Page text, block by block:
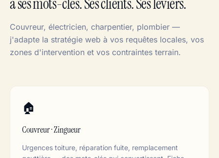
Couvreur, électricien, charpentier, plombier —
j'adapte la stratégie web à vos requêtes locales, vos
zones d'intervention et vos contraintes terrain.
🏠
Couvreur · Zingueur
Urgences toiture, réparation fuite, remplacement